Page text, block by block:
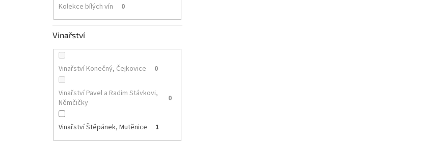
Kolekce bílých vín 0
Vinařství
Vinařství Konečný, Čejkovice 0
Vinařství Pavel a Radim Stávkovi,
Němčičky
0
Vinařství Štěpánek, Mutěnice 1